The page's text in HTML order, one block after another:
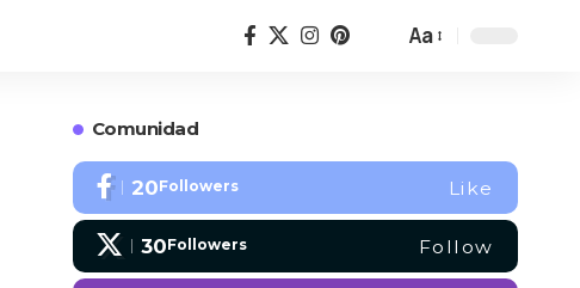
Aa
Comunidad
20Followers Like
30Followers Follow